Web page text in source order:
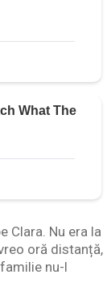
Clara. Nu era la
oră distanță,
nu-l